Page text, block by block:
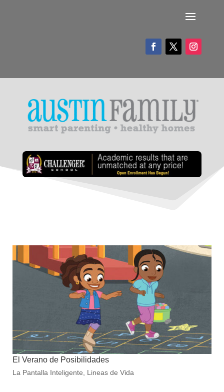
El Verano de Posibilidades
La Pantalla Inteligente Lineas de Vida